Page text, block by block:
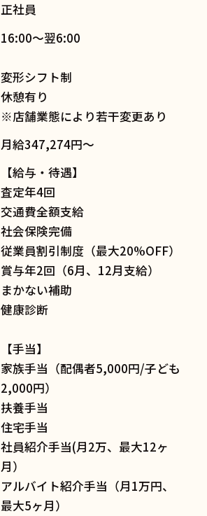
正社員
16:00〜翌6:00
変形シフト制
休憩有り
※店舗業態により若干変更あり
月給347,274円～
【給与・待遇】
査定年4回
交通費全額支給
社会保険完備
従業員割引制度（最大20%OFF）
賞与年2回（6月、12月支給）
まかない補助
健康診断
【手当】
家族手当（配偶者5,000円/子ども
2,000円）
扶養手当
住宅手当
社員紹介手当(月2万、最大12ヶ
月）
アルバイト紹介手当（月1万円、
最大5ヶ月）